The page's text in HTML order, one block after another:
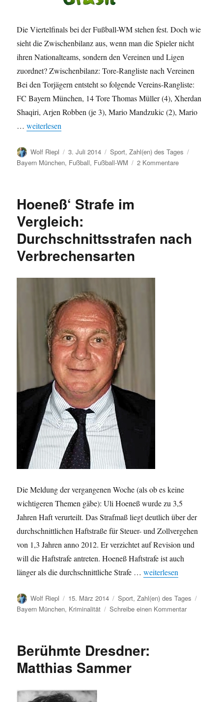
Die Viertelfinals bei der Fußball-WM stehen fest. Doch wie
sieht die Zwischenbilanz aus, wenn man die Spieler nicht
ihren Nationalteams, sondern den Vereinen und Ligen
zuordnet? Zwischenbilanz: Tore-Rangliste nach Vereinen
Bei den Torjägern entsteht so folgende Vereins-Rangliste:
FC Bayern München, 14 Tore Thomas Müller (4), Xherdan
Shaqiri, Arjen Robben (je 3), Mario Mandzukic (2), Mario
…„WM 2014: Zwischenbilanz – nach Vereinen und Ligen“
weiterlesen
Autor
Wolf Riepl
Veröffentlicht
am
3. Juli 2014 Kategorien
Sport,Zahl(en) des Tages
Bayern München, Fußball, Fußball-WM 2 Kommentarezu
und
Ligen
Hoeneß‘ Strafe im
Vergleich:
Durchschnittsstrafen nach
Verbrechensarten
Die Meldung der vergangenen Woche (als ob es keine
wichtigeren Themen gäbe): Uli Hoeneß wurde zu 3,5
Jahren Haft verurteilt. Das Strafmaß liegt deutlich über der
durchschnittlichen Haftstraße für Steuer- und Zollvergehen
von 1,3 Jahren anno 2012. Er verzichtet auf Revision und
will die Haftstrafe antreten. Hoeneß Haftstrafe ist auch
länger als die durchschnittliche Strafe …„Hoeneß‘ Strafe im
weiterlesen
Autor
Wolf Riepl
Veröffentlicht
am
15. März 2014 Kategorien
Sport,Zahl(en) des Tages
Bayern München, Kriminalität Schreibe einen Kommentarzu
Berühmte Dresdner:
Matthias Sammer